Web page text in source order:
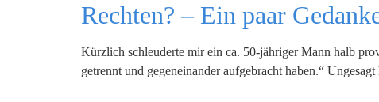
Rechten? – Ein paar
Kürzlich schleuderte mir ein ca. 50-jähriger Mann halb
getrennt und gegeneinander aufgebracht haben.“